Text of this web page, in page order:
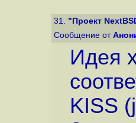
31. "Проект
Сообщение от
Идея
KISS